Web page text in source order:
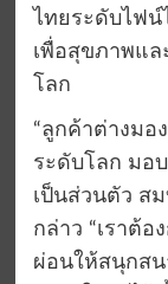
ไทยระดับไฟ
เพื่อสุขภาพแล
โลก
“ลูกค้าต่างมอ
ระดับโลก มอ
เป็นส่วนตัว ส
กล่าว “เราต้อ
ผ่อนให้สนุกส